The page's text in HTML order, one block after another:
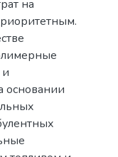
на
основании